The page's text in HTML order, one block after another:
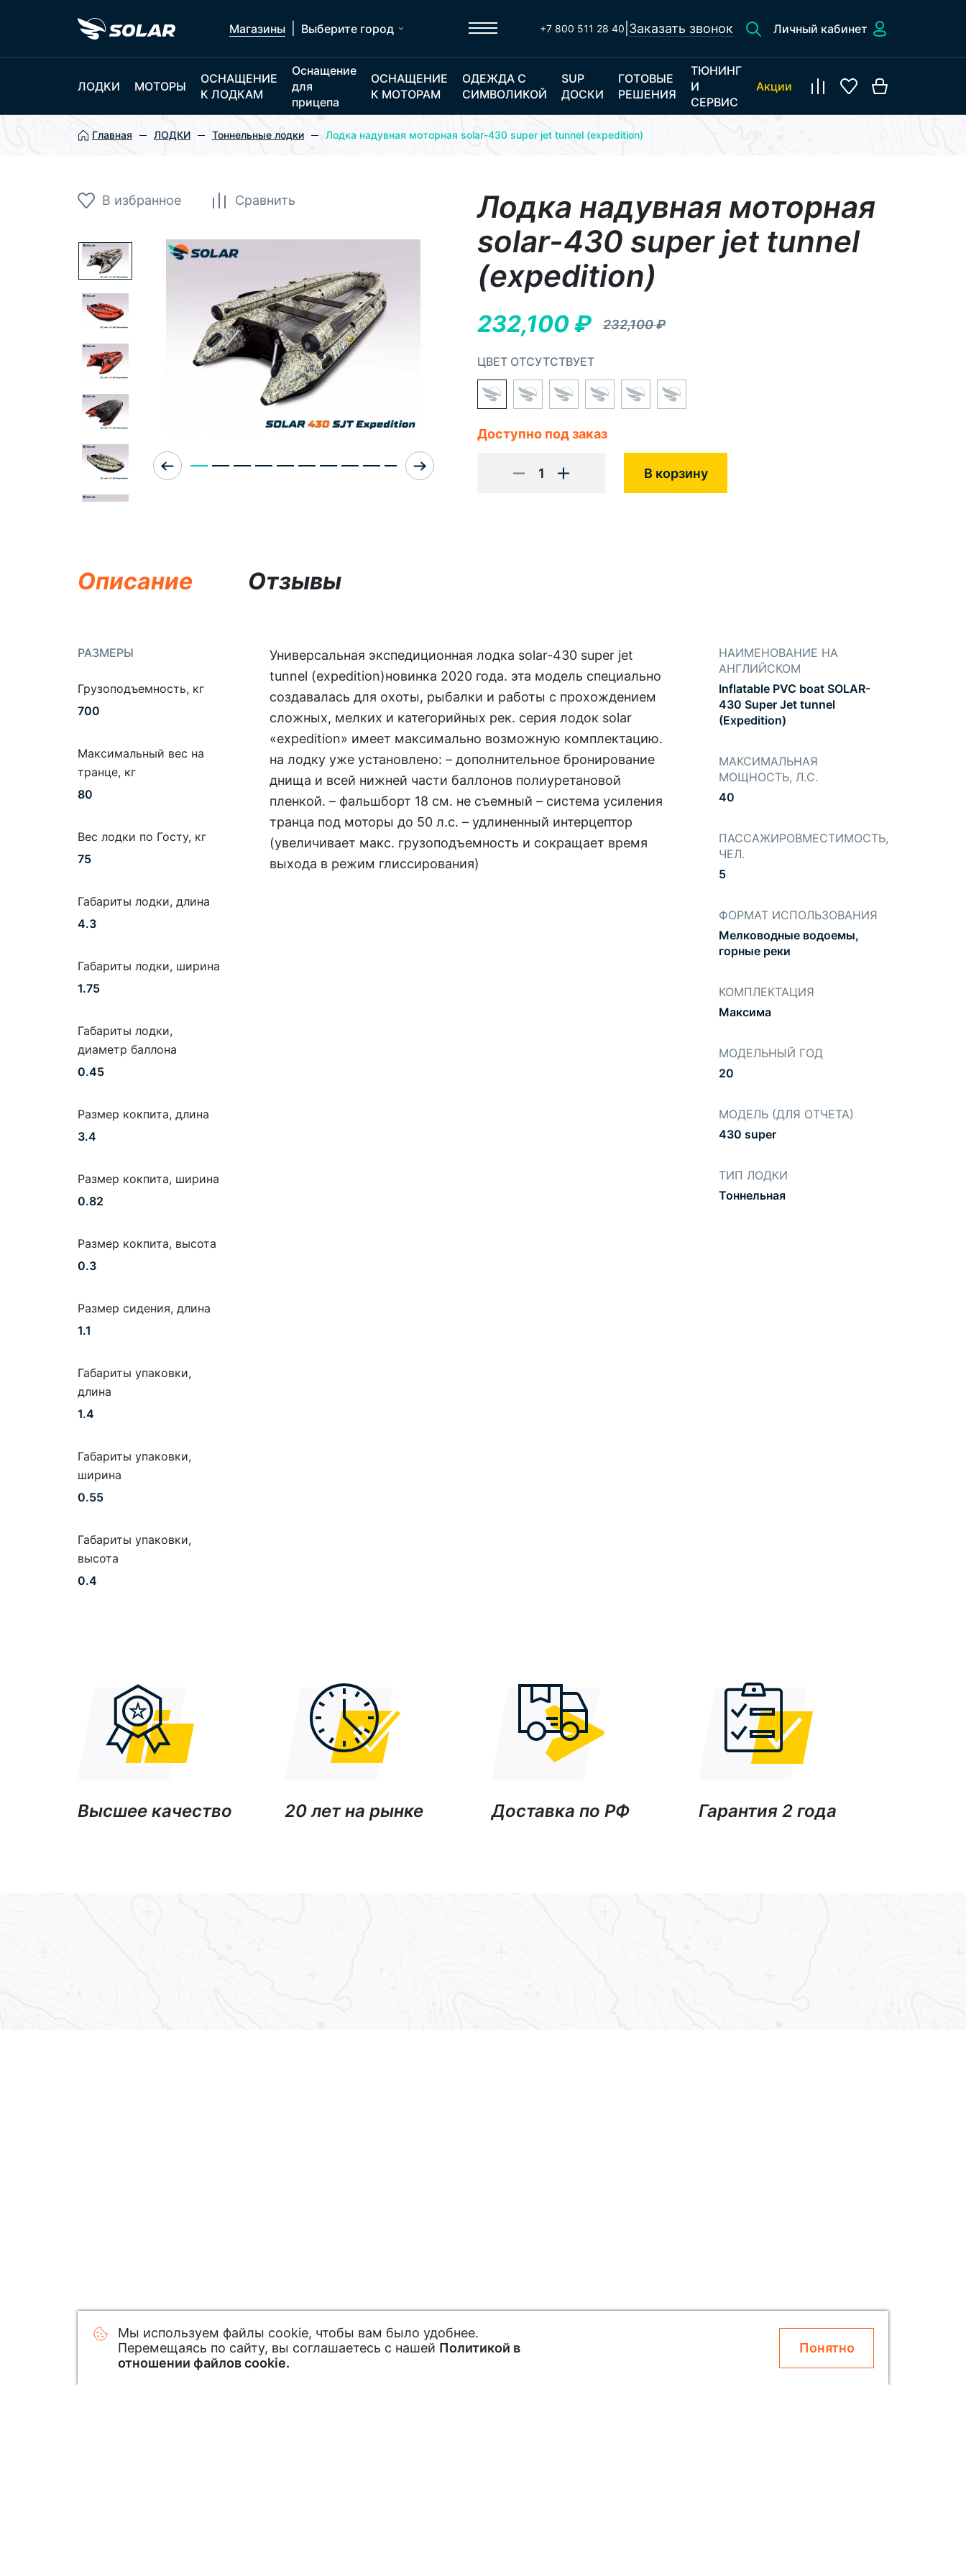
Магазины Выберите город +7 800 511 28 40 Заказать звонок Личный кабинет
ЛОДКИ МОТОРЫ
ОСНАЩЕНИЕ
К ЛОДКАМ
Оснащение
для
прицепа
ОСНАЩЕНИЕ
К МОТОРАМ
ОДЕЖДА С
СИМВОЛИКОЙ
SUP
ДОСКИ
ГОТОВЫЕ
РЕШЕНИЯ
ТЮНИНГ
И
СЕРВИС
Акции
Главная ЛОДКИ Тоннельные лодки Лодка надувная моторная solar-430 super jet tunnel (expedition)
Сравнить
В избранное
Лодка надувная моторная
solar-430 super jet tunnel
(expedition)
232,100₽ 232,100₽
ЦВЕТ ОТСУТСТВУЕТ
Доступно под заказ
1 В корзину
Описание Отзывы
РАЗМЕРЫ
Грузоподъемность, кг
700
Максимальный вес на
транце, кг
80
Вес лодки по Госту, кг
75
Габариты лодки, длина
4.3
Габариты лодки, ширина
1.75
Габариты лодки,
диаметр баллона
0.45
Размер кокпита, длина
3.4
Размер кокпита, ширина
0.82
Размер кокпита, высота
0.3
Размер сидения, длина
1.1
Габариты упаковки,
длина
1.4
Габариты упаковки,
ширина
0.55
Габариты упаковки,
высота
0.4
Универсальная экспедиционная лодка solar-430 super jet
tunnel (expedition)новинка 2020 года. эта модель специально
создавалась для охоты, рыбалки и работы с прохождением
сложных, мелких и категорийных рек. серия лодок solar
«expedition» имеет максимально возможную комплектацию.
на лодку уже установлено: – дополнительное бронирование
днища и всей нижней части баллонов полиуретановой
пленкой. – фальшборт 18 см. не съемный – система усиления
транца под моторы до 50 л.с. – удлиненный интерцептор
(увеличивает макс. грузоподъемность и сокращает время
выхода в режим глиссирования)
НАИМЕНОВАНИЕ НА
АНГЛИЙСКОМ
Inflatable PVC boat SOLAR-
430 Super Jet tunnel
(Expedition)
МАКСИМАЛЬНАЯ
МОЩНОСТЬ, Л.С.
40
ПАССАЖИРОВМЕСТИМОСТЬ,
ЧЕЛ.
5
ФОРМАТ ИСПОЛЬЗОВАНИЯ
Мелководные водоемы,
горные реки
КОМПЛЕКТАЦИЯ
Максима
МОДЕЛЬНЫЙ ГОД
20
МОДЕЛЬ (ДЛЯ ОТЧЕТА)
430 super
ТИП ЛОДКИ
Тоннельная
Высшее качество 20 лет на рынке Доставка по РФ Гарантия 2 года
Мы используем файлы cookie, чтобы вам было удобнее.
Перемещаясь по сайту, вы соглашаетесь с нашей Политикой в
отношении файлов cookie.
Понятно